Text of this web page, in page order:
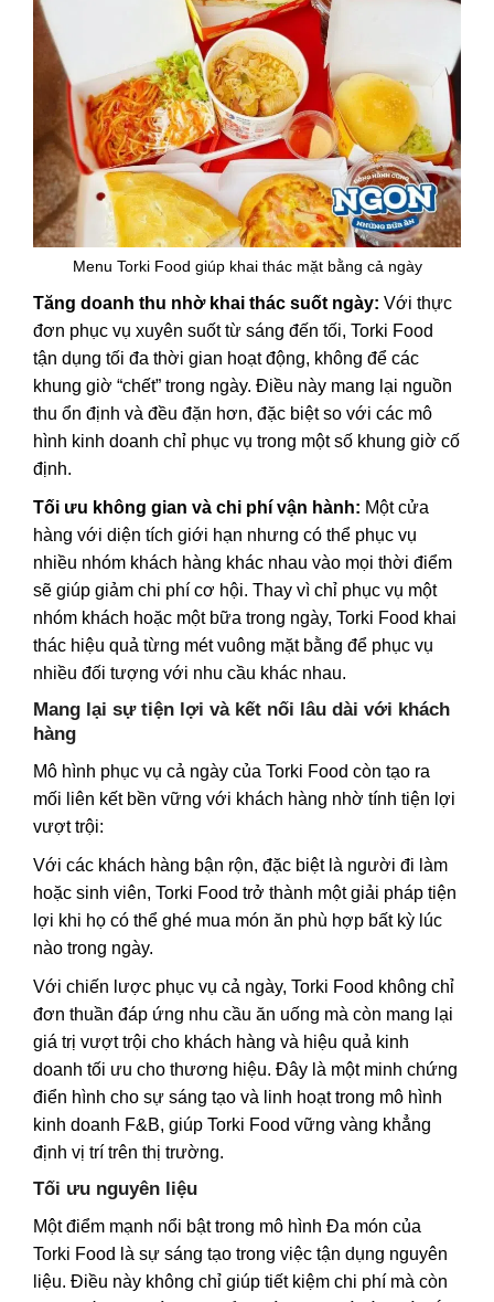
Menu Torki Food giúp khai thác mặt bằng cả ngày
Tăng doanh thu nhờ khai thác suốt ngày: Với thực
đơn phục vụ xuyên suốt từ sáng đến tối, Torki Food
tận dụng tối đa thời gian hoạt động, không để các
khung giờ “chết” trong ngày. Điều này mang lại nguồn
thu ổn định và đều đặn hơn, đặc biệt so với các mô
hình kinh doanh chỉ phục vụ trong một số khung giờ cố
định.
Tối ưu không gian và chi phí vận hành: Một cửa
hàng với diện tích giới hạn nhưng có thể phục vụ
nhiều nhóm khách hàng khác nhau vào mọi thời điểm
sẽ giúp giảm chi phí cơ hội. Thay vì chỉ phục vụ một
nhóm khách hoặc một bữa trong ngày, Torki Food khai
thác hiệu quả từng mét vuông mặt bằng để phục vụ
nhiều đối tượng với nhu cầu khác nhau.
Mang lại sự tiện lợi và kết nối lâu dài với khách
hàng
Mô hình phục vụ cả ngày của Torki Food còn tạo ra
mối liên kết bền vững với khách hàng nhờ tính tiện lợi
vượt trội:
Với các khách hàng bận rộn, đặc biệt là người đi làm
hoặc sinh viên, Torki Food trở thành một giải pháp tiện
lợi khi họ có thể ghé mua món ăn phù hợp bất kỳ lúc
nào trong ngày.
Với chiến lược phục vụ cả ngày, Torki Food không chỉ
đơn thuần đáp ứng nhu cầu ăn uống mà còn mang lại
giá trị vượt trội cho khách hàng và hiệu quả kinh
doanh tối ưu cho thương hiệu. Đây là một minh chứng
điển hình cho sự sáng tạo và linh hoạt trong mô hình
kinh doanh F&B, giúp Torki Food vững vàng khẳng
định vị trí trên thị trường.
Tối ưu nguyên liệu
Một điểm mạnh nổi bật trong mô hình Đa món của
Torki Food là sự sáng tạo trong việc tận dụng nguyên
liệu. Điều này không chỉ giúp tiết kiệm chi phí mà còn